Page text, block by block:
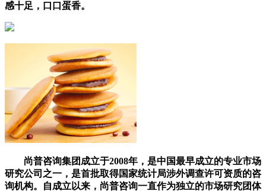
感十足，口口蛋香。
尚普咨询集团成立于2008年，是中国最早成立的专业市场
研究公司之一，是首批取得国家统计局涉外调查许可资质的咨
询机构。自成立以来，尚普咨询一直作为独立的市场研究团体